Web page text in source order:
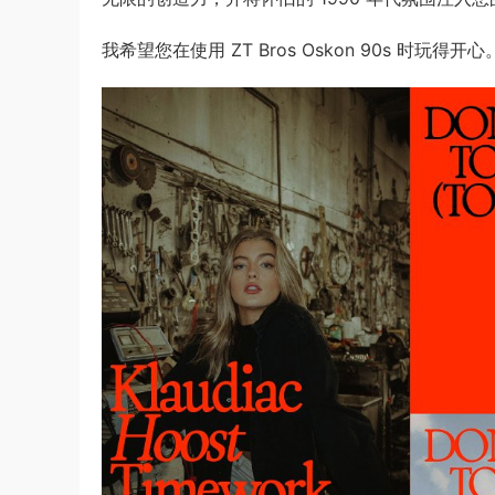
我希望您在使用 ZT Bros Oskon 90s 时玩得开心